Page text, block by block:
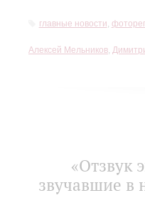
главные новости,
Алексей Мельников,
«Отзвук
звучавшие в